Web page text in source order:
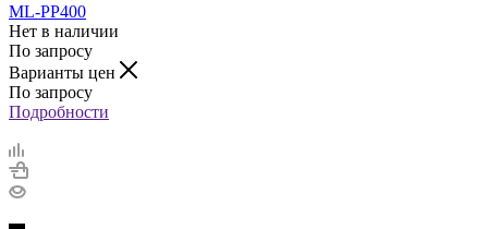
ML-PP400
Нет в наличии
По запросу
Варианты цен
По запросу
Подробности